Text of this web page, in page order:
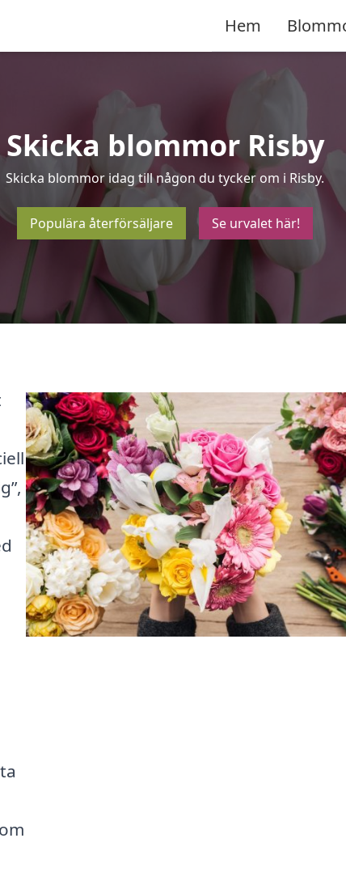
Hem
Skicka blommor Risby
Skicka blommor idag till någon du tycker om i Risby.
Populära återförsäljare Se urvalet här!